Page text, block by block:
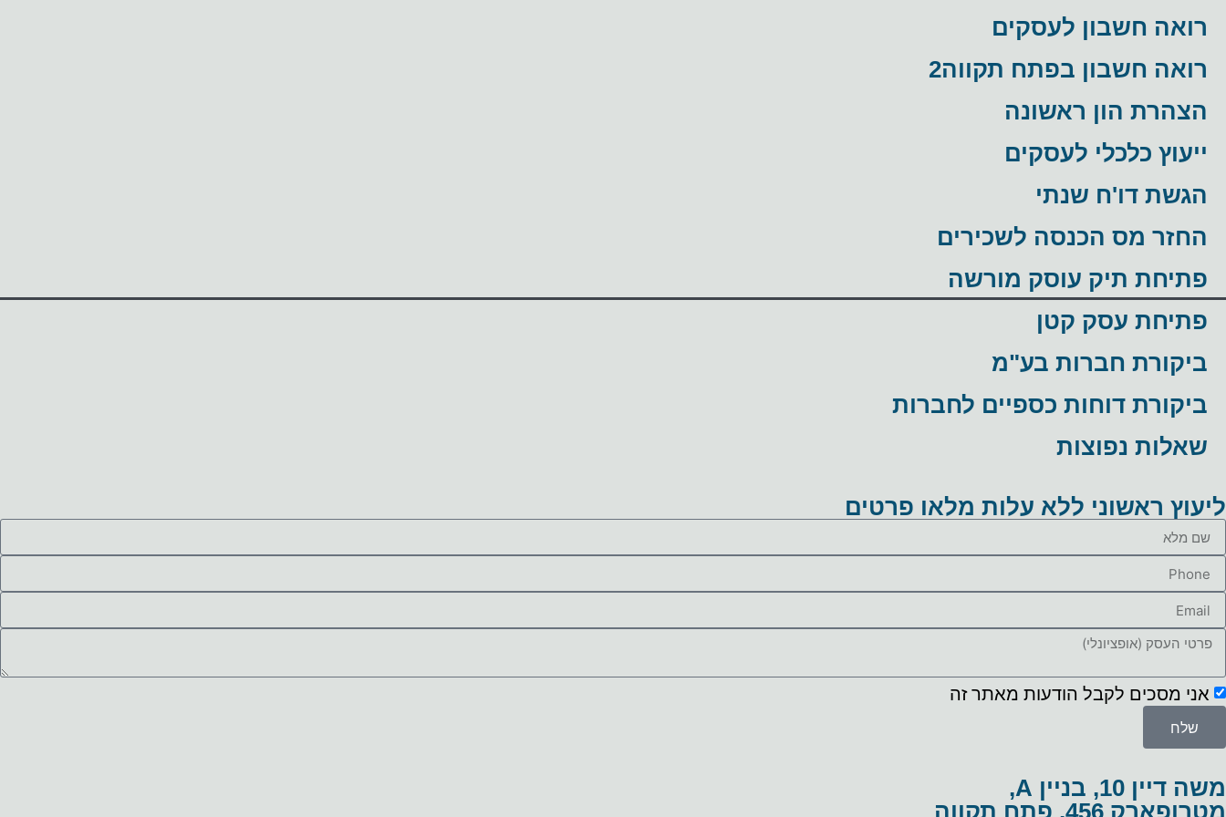
רואה חשבון לעסקים
רואה חשבון בפתח תקווה2
הצהרת הון ראשונה
ייעוץ כלכלי לעסקים
הגשת דו'ח שנתי
החזר מס הכנסה לשכירים
פתיחת תיק עוסק מורשה
פתיחת עסק קטן
ביקורת חברות בע"מ
ביקורת דוחות כספיים לחברות
שאלות נפוצות
ליעוץ ראשוני ללא עלות מלאו פרטים
אני מסכים לקבל הודעות מאתר זה
שלח
משה דיין 10, בניין A,